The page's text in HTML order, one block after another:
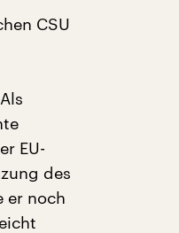
CSU
EU-
des
er noch